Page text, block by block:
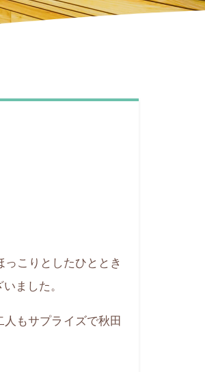
こりとしたひととき
ました。
人もサプライズで秋田